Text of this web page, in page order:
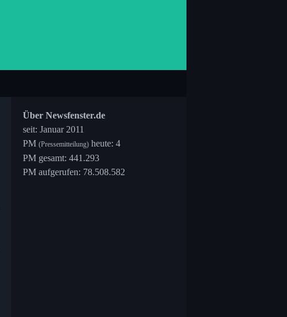
Über Newsfenster.de
seit: Januar 2011
PM (Pressemitteilung) heute: 4
PM gesamt: 441.293
PM aufgerufen: 78.508.582